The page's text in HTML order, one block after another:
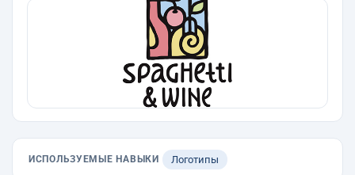
ИСПОЛЬЗУЕМЫЕ НАВЫКИ Логотипы